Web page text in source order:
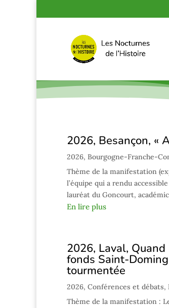
2026, Besançon, «
2026, Bourgogne-Franche-
Thème de la manifestation
l’équipe qui a rendu
lauréat du Goncourt,
En lire plus
2026, Laval,
fonds Saint-
tourmentée
2026, Conférences et débats,
Thème de la manifestation :